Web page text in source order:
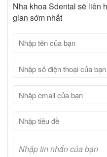
Nha khoa Sdental sẽ liên
gian sớm nhất